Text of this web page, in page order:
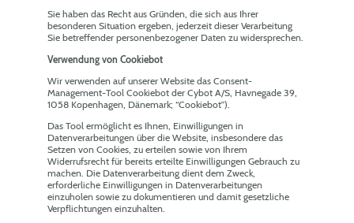
Sie haben das Recht aus Gründen, die sich aus Ihrer
besonderen Situation ergeben, jederzeit dieser Verarbeitung
Sie betreffender personenbezogener Daten zu widersprechen.
Verwendung von Cookiebot
Wir verwenden auf unserer Website das Consent-
Management-Tool Cookiebot der Cybot A/S, Havnegade 39,
1058 Kopenhagen, Dänemark; “Cookiebot”).
Das Tool ermöglicht es Ihnen, Einwilligungen in
Datenverarbeitungen über die Website, insbesondere das
Setzen von Cookies, zu erteilen sowie von Ihrem
Widerrufsrecht für bereits erteilte Einwilligungen Gebrauch zu
machen. Die Datenverarbeitung dient dem Zweck,
erforderliche Einwilligungen in Datenverarbeitungen
einzuholen sowie zu dokumentieren und damit gesetzliche
Verpflichtungen einzuhalten.